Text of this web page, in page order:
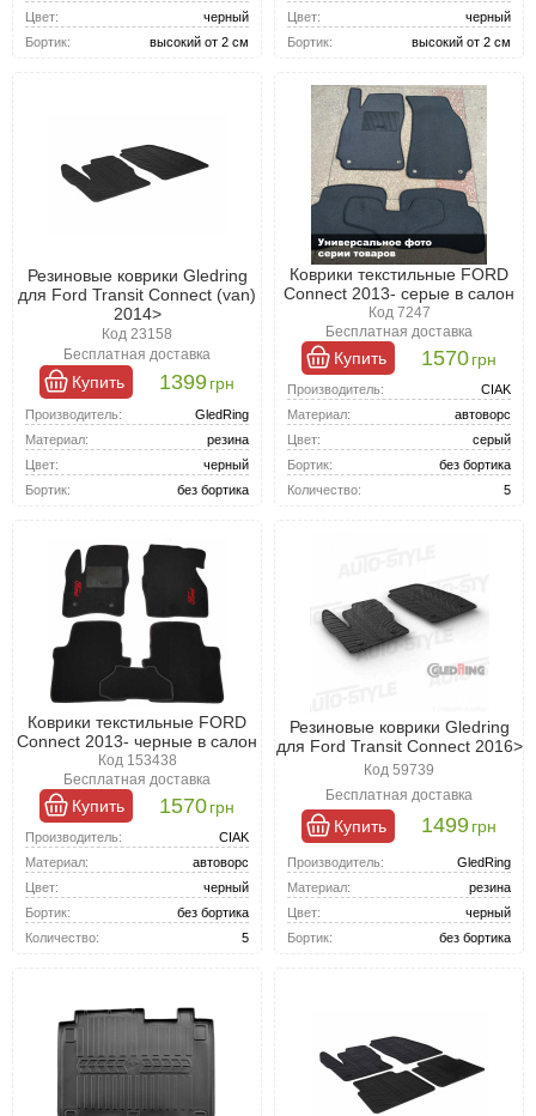
Цвет:
черный
Бортик:
высокий от 2 см
Цвет:
черный
Бортик:
высокий от 2 см
Резиновые коврики Gledring
для Ford Transit Connect (van)
2014>
Код 23158
Бесплатная доставка
Купить 1399грн
Производитель:
GledRing
Материал:
резина
Цвет:
черный
Бортик:
без бортика
Коврики текстильные FORD
Connect 2013- серые в салон
Код 7247
Бесплатная доставка
Купить 1570грн
Производитель:
CIAK
Материал:
автоворс
Цвет:
серый
Бортик:
без бортика
Количество:
5
Коврики текстильные FORD
Connect 2013- черные в салон
Код 153438
Бесплатная доставка
Купить 1570грн
Производитель:
CIAK
Материал:
автоворс
Цвет:
черный
Бортик:
без бортика
Количество:
5
Резиновые коврики Gledring
для Ford Transit Connect 2016>
Код 59739
Бесплатная доставка
Купить 1499грн
Производитель:
GledRing
Материал:
резина
Цвет:
черный
Бортик:
без бортика